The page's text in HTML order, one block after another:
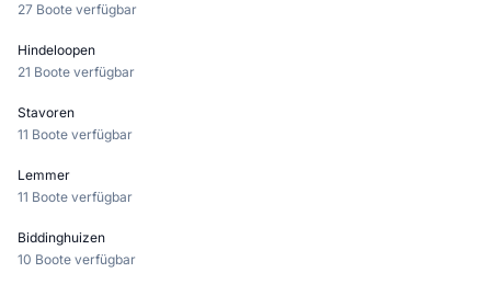
27 Boote verfügbar
Hindeloopen
21 Boote verfügbar
Stavoren
11 Boote verfügbar
Lemmer
11 Boote verfügbar
Biddinghuizen
10 Boote verfügbar